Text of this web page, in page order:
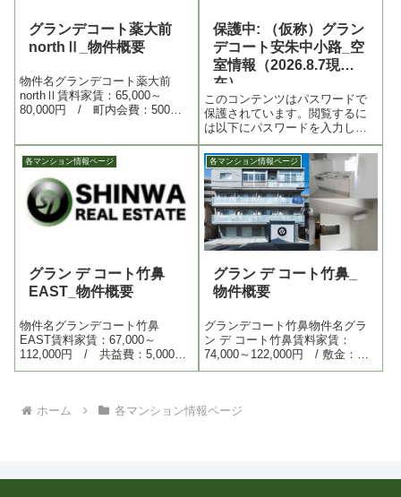
グランデコート薬大前
northⅡ_物件概要
物件名グランデコート薬大前
northⅡ賃料家賃：65,000～
80,000円 / 町内会費：500円 /
更新事務手数料：10,000円（税
別）...
保護中: （仮称）グラン
デコート安朱中小路_空
室情報（2026.8.7現
在）
このコンテンツはパスワードで
保護されています。閲覧するに
は以下にパスワードを入力して
ください。 パスワード:
各マンション情報ページ
グラン デ コート竹鼻
EAST_物件概要
物件名グランデコート竹鼻
EAST賃料家賃：67,000～
112,000円 / 共益費：5,000
円 / 町内会費：500円 / 水道
賃１ヶ月分（２年更新） / 更
各マンション情報ページ
グラン デ コート竹鼻_
物件概要
グランデコート竹鼻物件名グラ
ン デ コート竹鼻賃料家賃：
74,000～122,000円 / 敷金：な
し / 礼金：150,l000 / 更新
2020年9月予定専用設備空気除
ホーム 各マンション情報ページ